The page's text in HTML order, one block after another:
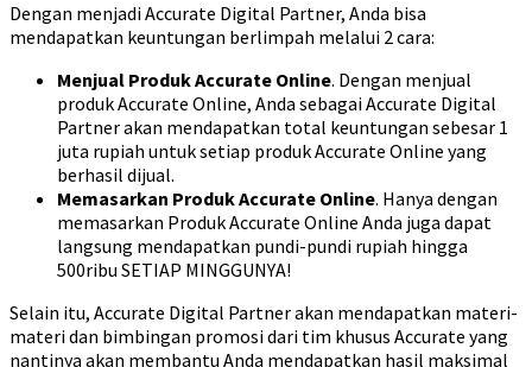
Dengan menjadi Accurate Digital Partner, Anda bisa
mendapatkan keuntungan berlimpah melalui 2 cara:
Menjual Produk Accurate Online. Dengan menjual
produk Accurate Online, Anda sebagai Accurate Digital
Partner akan mendapatkan total keuntungan sebesar 1
juta rupiah untuk setiap produk Accurate Online yang
berhasil dijual.
Memasarkan Produk Accurate Online. Hanya dengan
memasarkan Produk Accurate Online Anda juga dapat
langsung mendapatkan pundi-pundi rupiah hingga
500ribu SETIAP MINGGUNYA!
Selain itu, Accurate Digital Partner akan mendapatkan materi-
materi dan bimbingan promosi dari tim khusus Accurate yang
nantinya akan membantu Anda mendapatkan hasil maksimal